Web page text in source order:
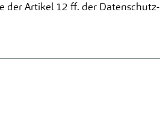
der Artikel 12 ff. der Datenschutz-